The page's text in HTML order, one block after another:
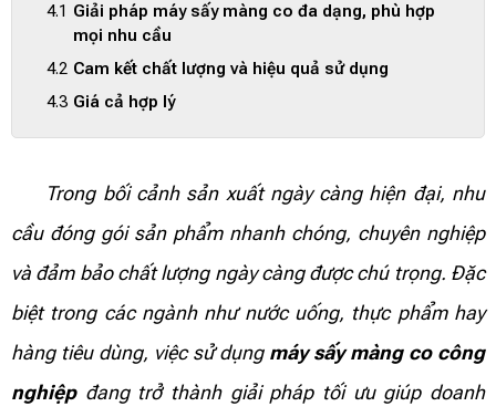
Giải pháp máy sấy màng co đa dạng, phù hợp
mọi nhu cầu
Cam kết chất lượng và hiệu quả sử dụng
Giá cả hợp lý
Trong bối cảnh sản xuất ngày càng hiện đại, nhu
cầu đóng gói sản phẩm nhanh chóng, chuyên nghiệp
và đảm bảo chất lượng ngày càng được chú trọng. Đặc
biệt trong các ngành như nước uống, thực phẩm hay
hàng tiêu dùng, việc sử dụng máy sấy màng co công
nghiệpđang trở thành giải pháp tối ưu giúp doanh